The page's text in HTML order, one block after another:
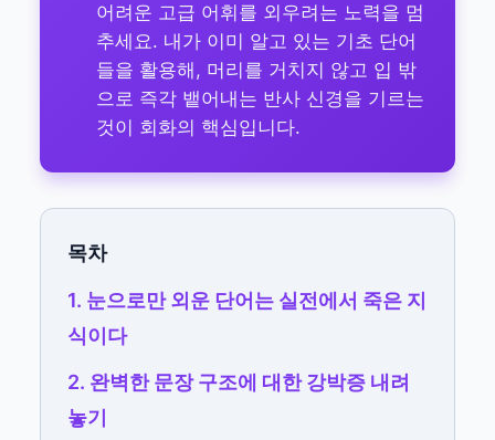
어려운 고급 어휘를 외우려는 노력을 멈
추세요. 내가 이미 알고 있는 기초 단어
들을 활용해, 머리를 거치지 않고 입 밖
으로 즉각 뱉어내는 반사 신경을 기르는
것이 회화의 핵심입니다.
목차
1. 눈으로만 외운 단어는 실전에서 죽은 지
식이다
2. 완벽한 문장 구조에 대한 강박증 내려
놓기